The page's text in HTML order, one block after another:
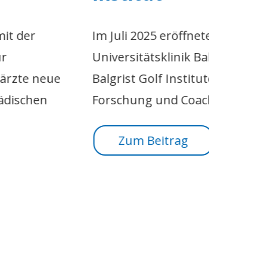
Juli 2025 eröffnete die
Balgrist das neue
Golf Institute, das Medizin,
und Coaching vereint.